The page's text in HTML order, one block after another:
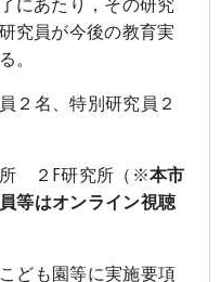
にあたり，その研究
究員が今後の教育実
。
２名、特別研究員２
所 ２F研究所（※本市
等はオンライン視聴
ども園等に実施要項